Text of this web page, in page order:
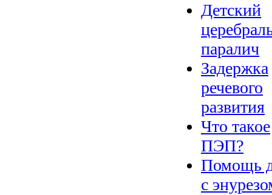
Детский
паралич
Задержка
речевого
развития
Что такое
ПЭП?
Помощь
с